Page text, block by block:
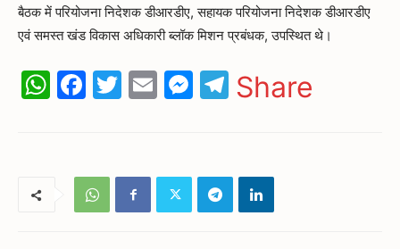
बैठक में परियोजना निदेशक डीआरडीए, सहायक परियोजना निदेशक डीआरडीए
एवं समस्त खंड विकास अधिकारी ब्लॉक मिशन प्रबंधक, उपस्थित थे।
WhatsApp
Facebook
Twitter
EmailMessenger
Telegram
Share